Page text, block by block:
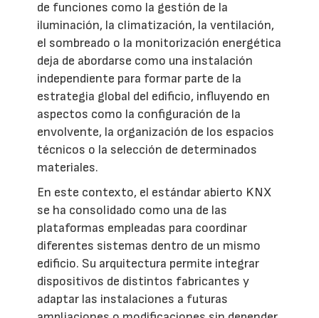
de funciones como la gestión de la
iluminación, la climatización, la ventilación,
el sombreado o la monitorización energética
deja de abordarse como una instalación
independiente para formar parte de la
estrategia global del edificio, influyendo en
aspectos como la configuración de la
envolvente, la organización de los espacios
técnicos o la selección de determinados
materiales.
En este contexto, el estándar abierto KNX
se ha consolidado como una de las
plataformas empleadas para coordinar
diferentes sistemas dentro de un mismo
edificio. Su arquitectura permite integrar
dispositivos de distintos fabricantes y
adaptar las instalaciones a futuras